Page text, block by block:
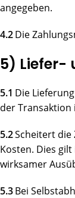
angegeben.
4.2Die
5) Liefer-
5.1 Die
der Transaktion
5.2Scheitert die
Kosten. Dies
wirksamer
5.3Bei